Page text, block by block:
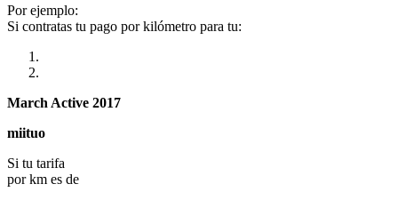
Por ejemplo:
Si contratas tu pago por kilómetro para tu:
March Active 2017
miituo
Si tu tarifa
por km es de